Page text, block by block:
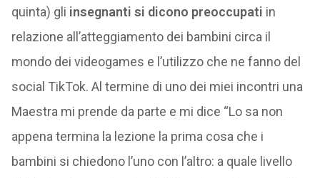
quinta) gli insegnanti si dicono preoccupati in
relazione all’atteggiamento dei bambini circa il
mondo dei videogames e l’utilizzo che ne fanno del
social TikTok. Al termine di uno dei miei incontri una
Maestra mi prende da parte e mi dice “Lo sa non
appena termina la lezione la prima cosa che i
bambini si chiedono l’uno con l’altro: a quale livello